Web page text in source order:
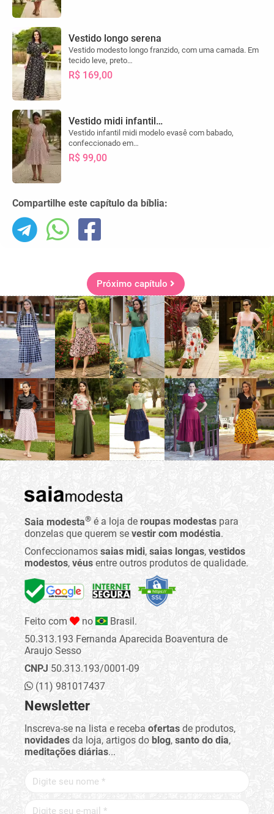
Vestido longo serena
Vestido modesto longo franzido, com uma camada. Em
tecido leve, preto…
R$ 169,00
Vestido midi infantil…
Vestido infantil midi modelo evasê com babado,
confeccionado em…
R$ 99,00
Compartilhe este capítulo da bíblia:
Próximo capítulo
Saia modesta® é a loja de roupas modestas para
donzelas que querem se vestir com modéstia.
Confeccionamos saias midi, saias longas, vestidos
modestos, véus entre outros produtos de qualidade.
Feito com no
Brasil.
50.313.193 Fernanda Aparecida Boaventura de
Araujo Sesso
CNPJ50.313.193/0001-09
(11) 981017437
Newsletter
Inscreva-se na lista e receba ofertas de produtos,
novidades da loja, artigos do blog, santo do dia,
meditações diárias...